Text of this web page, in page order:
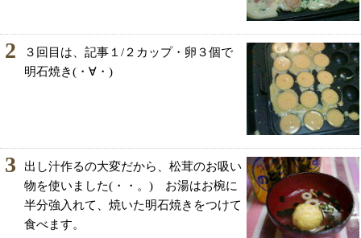
2
３回目は、記事１/２カップ・卵３個で
明石焼き(・∀・)
3
出し汁作るの大変だから、松茸のお吸い
物を使いました(・・。)ゞお湯はお椀に
半分強入れて、焼いた明石焼きをつけて
食べます。